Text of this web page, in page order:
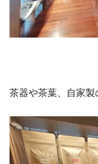
茶器や茶葉、自家製